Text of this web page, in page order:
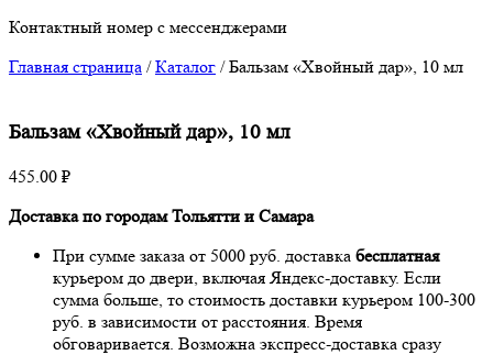
Контактный номер с мессенджерами
Главная страница /Каталог /Бальзам «Хвойный дар», 10 мл
Бальзам «Хвойный дар», 10 мл
455.00 ₽
Доставка по городам Тольятти и Самара
При сумме заказа от 5000 руб. доставка бесплатная
курьером до двери, включая Яндекс-доставку. Если
сумма больше, то стоимость доставки курьером 100-300
руб. в зависимости от расстояния. Время
обговаривается. Возможна экспресс-доставка сразу